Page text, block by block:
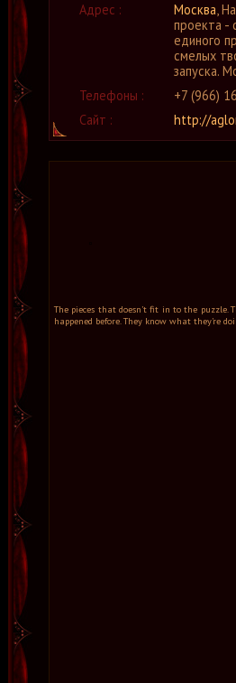
Адрес : Москва,
проекта -
единого
смелых
запуска.
Телефоны :
+7 (966)
Сайт :
http://
The pieces that doesn’t fit in to the
happened before. They know what they’re